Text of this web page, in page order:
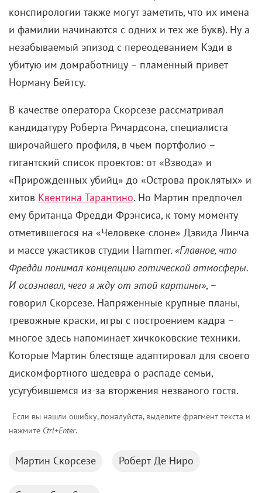
Стивен Спилберг
Комментарии
Поделиться
Читайте «КиноРепортер»
2 августа 2026
Самые ожидаемые российские премьеры
ближайшего будущего
На Netflix подали в суд за утерю фильма
1 августа 2026
Марго Робби и Райан Гослинг отказываются
сниматься в сиквеле «Барби»